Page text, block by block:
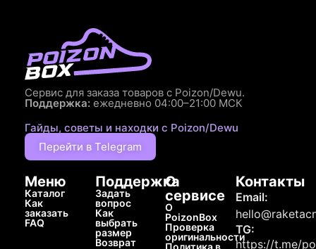
Сервис для заказа товаров с Poizon/Dewu.
Поддержка: ежедневно 04:00–21:00 МСК
Гайды, советы и находки с Poizon/Dewu
Перейти в Telegram
Меню
Каталог
Как
заказать
FAQ
Поддержка
Задать
вопрос
Как
выбрать
размер
Возврат
О
сервисе
О
PoizonBox
Проверка
оригинальности
Политика в
Контакты
Email:
TG:
https://t.me/